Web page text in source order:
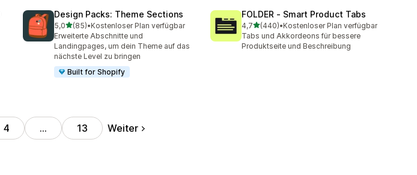
Design Packs: Theme Sections
5,0von 5 Sternen
(85)
85 Rezensionen insgesamt
•Kostenloser Plan verfügbar
Erweiterte Abschnitte und
Landingpages, um dein Theme auf das
nächste Level zu bringen
Built for Shopify
FOLDER ‑ Smart Product Tabs
4,7von 5 Sternen
(440)
440 Rezensionen insgesamt
•Kostenloser Plan verfügbar
Tabs und Akkordeons für bessere
Produktseite und Beschreibung
4 … 13 Weiter